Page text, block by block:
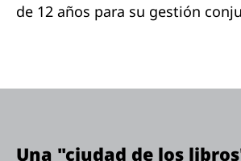
de 12 años para su gestión
Una "ciudad de los